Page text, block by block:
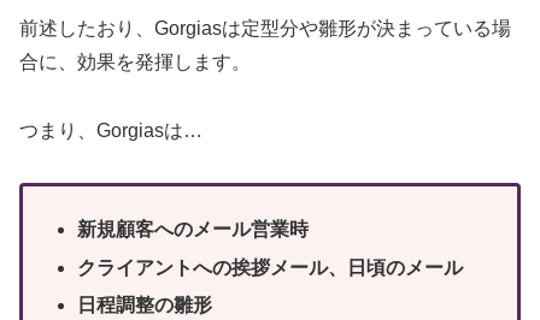
前述したおり、Gorgiasは定型分や雛形が決まっている場
合に、効果を発揮します。
つまり、Gorgiasは…
新規顧客へのメール営業時
クライアントへの挨拶メール、日頃のメール
日程調整の雛形